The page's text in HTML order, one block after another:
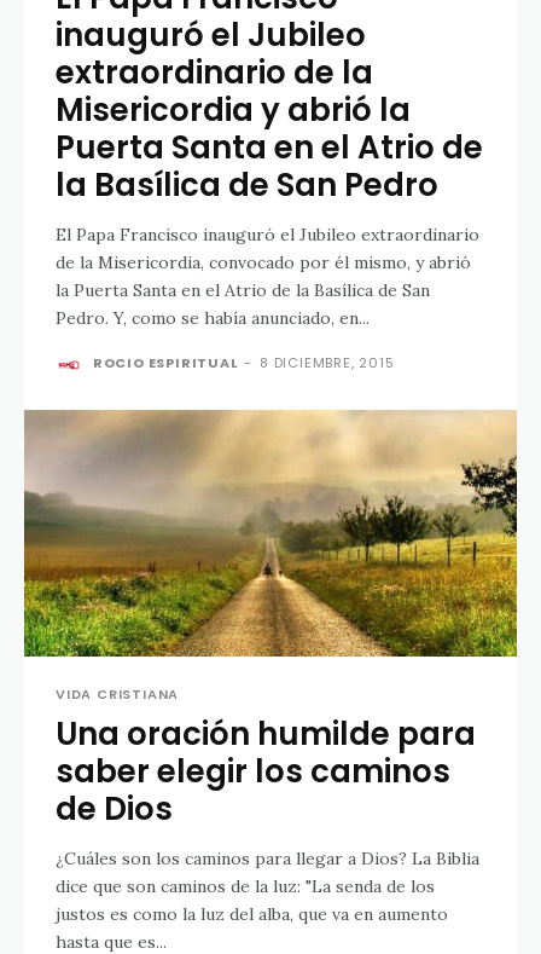
inauguró el Jubileo
extraordinario de la
Misericordia y abrió la
Puerta Santa en el Atrio de
la Basílica de San Pedro
El Papa Francisco inauguró el Jubileo extraordinario
de la Misericordia, convocado por él mismo, y abrió
la Puerta Santa en el Atrio de la Basílica de San
Pedro. Y, como se había anunciado, en...
ROCIO ESPIRITUAL - 8 DICIEMBRE, 2015
VIDA CRISTIANA
Una oración humilde para
saber elegir los caminos
de Dios
¿Cuáles son los caminos para llegar a Dios? La Biblia
dice que son caminos de la luz: "La senda de los
justos es como la luz del alba, que va en aumento
hasta que es...